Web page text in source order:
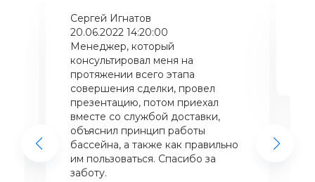
Сергей Игнатов
20.06.2022 14:20:00
Менеджер, который
консультировал меня на
протяжении всего этапа
совершения сделки, провел
презентацию, потом приехал
вместе со службой доставки,
объяснил принцип работы
бассейна, а также как правильно
им пользоваться. Спасибо за
заботу.